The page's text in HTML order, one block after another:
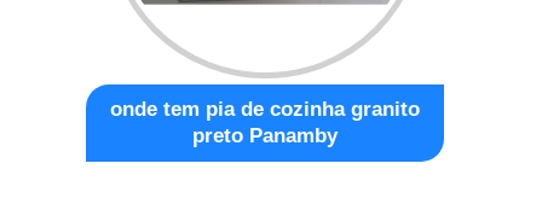
onde tem pia de cozinha granito
preto Panamby